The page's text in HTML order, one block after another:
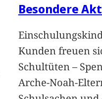
Besondere
Kunden freuen
Schultüten –
Arche-Noah-